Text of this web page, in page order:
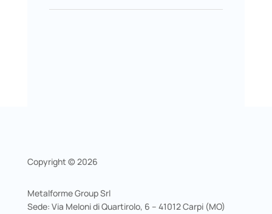
Copyright © 2026
Metalforme Group Srl
Sede: Via Meloni di Quartirolo, 6 – 41012 Carpi (MO)